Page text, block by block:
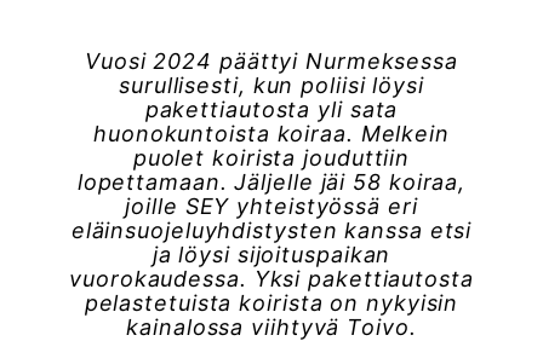
Vuosi 2024 päättyi Nurmeksessa
surullisesti, kun poliisi löysi
pakettiautosta yli sata
huonokuntoista koiraa. Melkein
puolet koirista jouduttiin
lopettamaan. Jäljelle jäi 58 koiraa,
joille SEY yhteistyössä eri
eläinsuojeluyhdistysten kanssa etsi
ja löysi sijoituspaikan
vuorokaudessa. Yksi pakettiautosta
pelastetuista koirista on nykyisin
kainalossa viihtyvä Toivo.